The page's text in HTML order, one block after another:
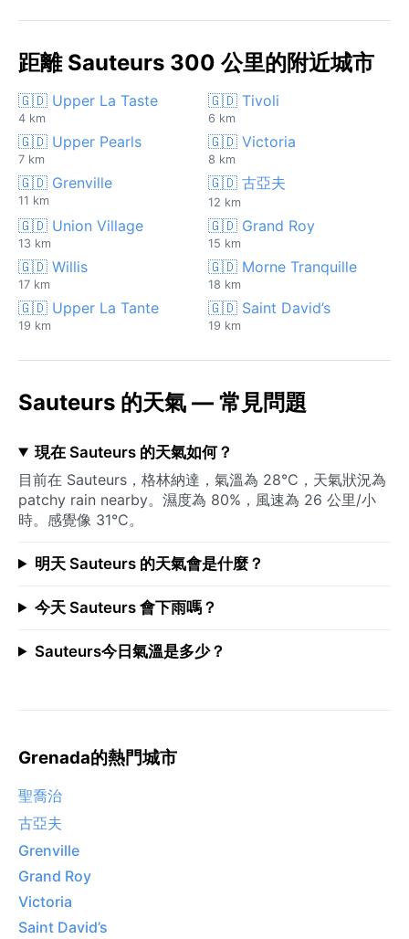
距離 Sauteurs 300 公里的附近城市
🇬🇩 Upper La Taste
4 km
🇬🇩 Tivoli
6 km
🇬🇩 Upper Pearls
7 km
🇬🇩 Victoria
8 km
🇬🇩 Grenville
11 km
🇬🇩 古亞夫
12 km
🇬🇩 Union Village
13 km
🇬🇩 Grand Roy
15 km
🇬🇩 Willis
17 km
🇬🇩 Morne Tranquille
18 km
🇬🇩 Upper La Tante
19 km
🇬🇩 Saint David’s
19 km
Sauteurs 的天氣 — 常見問題
現在 Sauteurs 的天氣如何？
目前在 Sauteurs，格林納達，氣溫為 28°C，天氣狀況為
patchy rain nearby。濕度為 80%，風速為 26 公里/小
時。感覺像 31°C。
明天 Sauteurs 的天氣會是什麼？
今天 Sauteurs 會下雨嗎？
Sauteurs今日氣溫是多少？
Grenada的熱門城市
聖喬治
古亞夫
Grenville
Grand Roy
Victoria
Saint David’s